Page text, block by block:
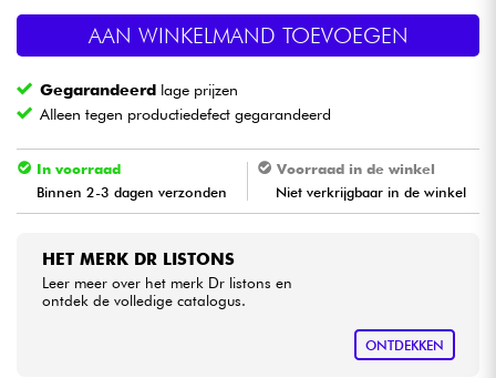
Drums & percussie
Blaasinstrument
Viool & Quatuor
Kabels & toebehoren
AAN WINKELMAND TOEVOEGEN
Gegarandeerd lage prijzen
Alleen tegen productiedefect gegarandeerd
In voorraad
Binnen 2-3 dagen verzonden
Voorraad in de winkel
Niet verkrijgbaar in de winkel
HET MERK DR LISTONS
Leer meer over het merk Dr listons en
ontdek de volledige catalogus.
ONTDEKKEN